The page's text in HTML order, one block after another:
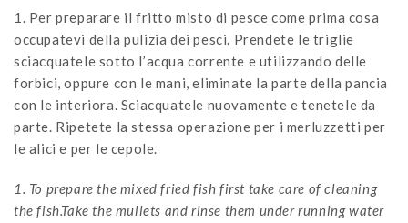
1. Per preparare il fritto misto di pesce come prima cosa
occupatevi della pulizia dei pesci. Prendete le triglie
sciacquatele sotto l’acqua corrente e utilizzando delle
forbici, oppure con le mani, eliminate la parte della pancia
con le interiora. Sciacquatele nuovamente e tenetele da
parte. Ripetete la stessa operazione per i merluzzetti per
le alici e per le cepole.
1. To prepare the mixed fried fish first take care of cleaning
the fish.Take the mullets and rinse them under running water